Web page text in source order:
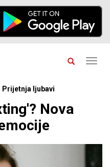
Prijetnja ljubavi
Nova